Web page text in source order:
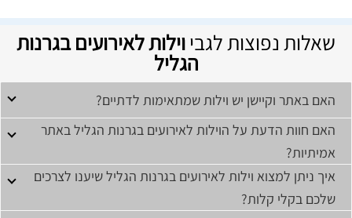
שאלות נפוצות לגביוילות לאירועים בגרנות
הגליל
האם באתר וקיישן יש וילות שמתאימות לדתיים?
האם חוות הדעת על הוילות לאירועים בגרנות הגליל באתר
אמיתיות?
איך ניתן למצוא וילות לאירועים בגרנות הגליל שיענו לצרכים
שלכם בקלי קלות?